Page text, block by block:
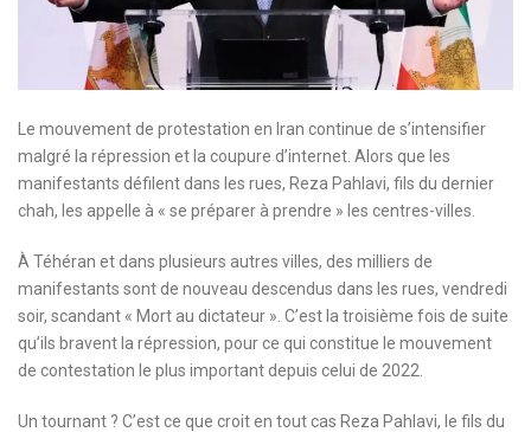
Le mouvement de protestation en Iran continue de s’intensifier
malgré la répression et la coupure d’internet. Alors que les
manifestants défilent dans les rues, Reza Pahlavi, fils du dernier
chah, les appelle à « se préparer à prendre » les centres-villes.
À Téhéran et dans plusieurs autres villes, des milliers de
manifestants sont de nouveau descendus dans les rues, vendredi
soir, scandant « Mort au dictateur ». C’est la troisième fois de suite
qu’ils bravent la répression, pour ce qui constitue le mouvement
de contestation le plus important depuis celui de 2022.
Un tournant ? C’est ce que croit en tout cas Reza Pahlavi, le fils du